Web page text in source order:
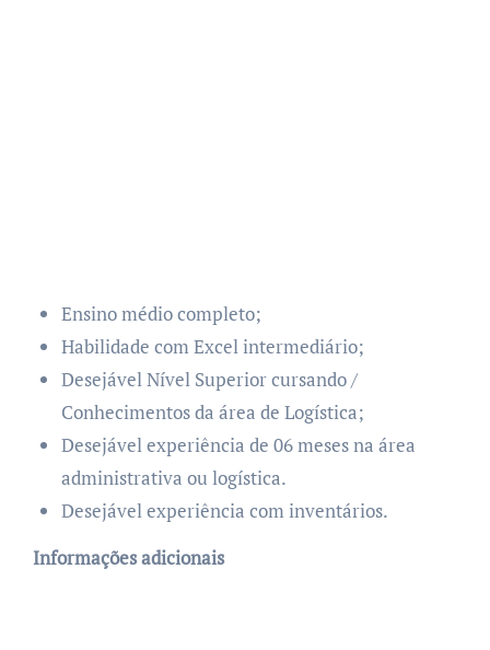
Ensino médio completo;
Habilidade com Excel intermediário;
Desejável Nível Superior cursando /
Conhecimentos da área de Logística;
Desejável experiência de 06 meses na área
administrativa ou logística.
Desejável experiência com inventários.
Informações adicionais